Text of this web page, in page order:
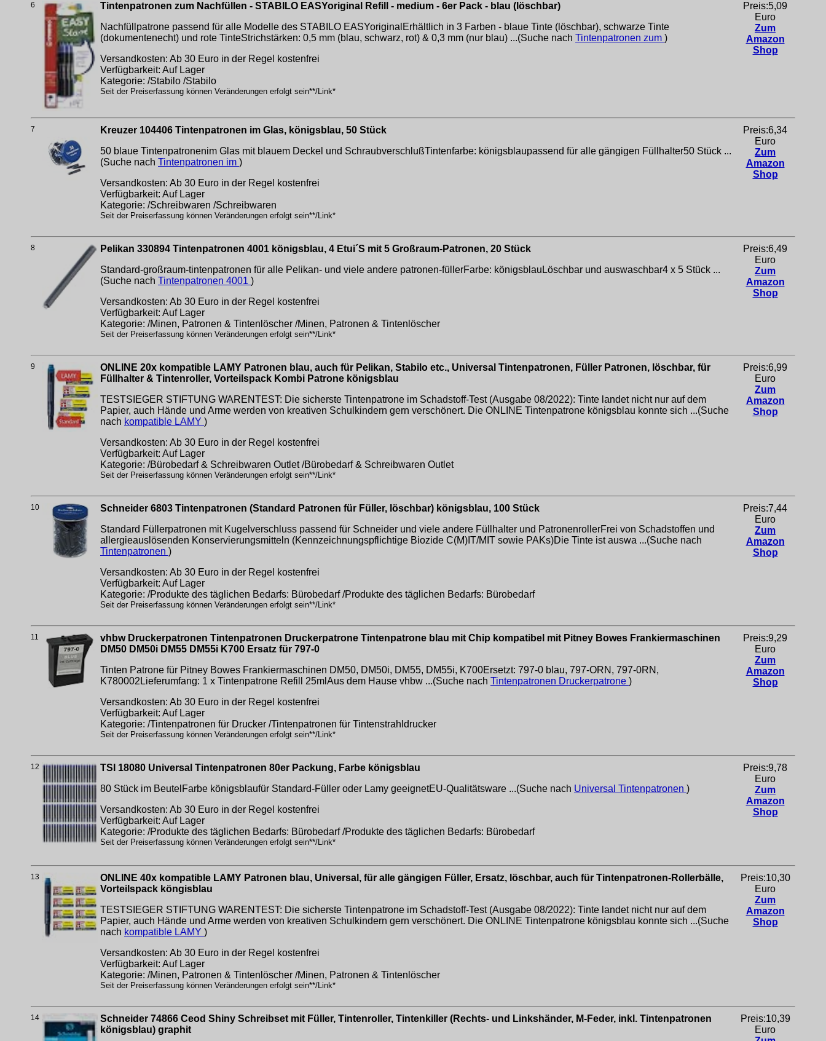
6
Tintenpatronen zum Nachfüllen - STABILO EASYoriginal Refill - medium - 6er Pack - blau (löschbar)
Nachfüllpatrone passend für alle Modelle des STABILO EASYoriginalErhältlich in 3 Farben - blaue Tinte (löschbar), schwarze Tinte
(dokumentenecht) und rote TinteStrichstärken: 0,5 mm (blau, schwarz, rot) & 0,3 mm (nur blau) ...(Suche nach Tintenpatronen zum )
Versandkosten: Ab 30 Euro in der Regel kostenfrei
Verfügbarkeit: Auf Lager
Kategorie: /Stabilo /Stabilo
Seit der Preiserfassung können Veränderungen erfolgt sein**/Link*
Preis:5,09
Euro
Zum
Amazon
Shop
7
Kreuzer 104406 Tintenpatronen im Glas, königsblau, 50 Stück
50 blaue Tintenpatronenim Glas mit blauem Deckel und SchraubverschlußTintenfarbe: königsblaupassend für alle gängigen Füllhalter50 Stück ...
(Suche nach Tintenpatronen im )
Versandkosten: Ab 30 Euro in der Regel kostenfrei
Verfügbarkeit: Auf Lager
Kategorie: /Schreibwaren /Schreibwaren
Seit der Preiserfassung können Veränderungen erfolgt sein**/Link*
Preis:6,34
Euro
Zum
Amazon
Shop
8
Pelikan 330894 Tintenpatronen 4001 königsblau, 4 Etui´S mit 5 Großraum-Patronen, 20 Stück
Standard-großraum-tintenpatronen für alle Pelikan- und viele andere patronen-füllerFarbe: königsblauLöschbar und auswaschbar4 x 5 Stück ...
(Suche nach Tintenpatronen 4001 )
Versandkosten: Ab 30 Euro in der Regel kostenfrei
Verfügbarkeit: Auf Lager
Kategorie: /Minen, Patronen & Tintenlöscher /Minen, Patronen & Tintenlöscher
Seit der Preiserfassung können Veränderungen erfolgt sein**/Link*
Preis:6,49
Euro
Zum
Amazon
Shop
9
ONLINE 20x kompatible LAMY Patronen blau, auch für Pelikan, Stabilo etc., Universal Tintenpatronen, Füller Patronen, löschbar, für
Füllhalter & Tintenroller, Vorteilspack Kombi Patrone königsblau
TESTSIEGER STIFTUNG WARENTEST: Die sicherste Tintenpatrone im Schadstoff-Test (Ausgabe 08/2022): Tinte landet nicht nur auf dem
Papier, auch Hände und Arme werden von kreativen Schulkindern gern verschönert. Die ONLINE Tintenpatrone königsblau konnte sich ...(Suche
nach kompatible LAMY )
Versandkosten: Ab 30 Euro in der Regel kostenfrei
Verfügbarkeit: Auf Lager
Kategorie: /Bürobedarf & Schreibwaren Outlet /Bürobedarf & Schreibwaren Outlet
Seit der Preiserfassung können Veränderungen erfolgt sein**/Link*
Preis:6,99
Euro
Zum
Amazon
Shop
10
Schneider 6803 Tintenpatronen (Standard Patronen für Füller, löschbar) königsblau, 100 Stück
Standard Füllerpatronen mit Kugelverschluss passend für Schneider und viele andere Füllhalter und PatronenrollerFrei von Schadstoffen und
allergieauslösenden Konservierungsmitteln (Kennzeichnungspflichtige Biozide C(M)IT/MIT sowie PAKs)Die Tinte ist auswa ...(Suche nach
Tintenpatronen )
Versandkosten: Ab 30 Euro in der Regel kostenfrei
Verfügbarkeit: Auf Lager
Kategorie: /Produkte des täglichen Bedarfs: Bürobedarf /Produkte des täglichen Bedarfs: Bürobedarf
Seit der Preiserfassung können Veränderungen erfolgt sein**/Link*
Preis:7,44
Euro
Zum
Amazon
Shop
11
vhbw Druckerpatronen Tintenpatronen Druckerpatrone Tintenpatrone blau mit Chip kompatibel mit Pitney Bowes Frankiermaschinen
DM50 DM50i DM55 DM55i K700 Ersatz für 797-0
Tinten Patrone für Pitney Bowes Frankiermaschinen DM50, DM50i, DM55, DM55i, K700Ersetzt: 797-0 blau, 797-ORN, 797-0RN,
K780002Lieferumfang: 1 x Tintenpatrone Refill 25mlAus dem Hause vhbw ...(Suche nach Tintenpatronen Druckerpatrone )
Versandkosten: Ab 30 Euro in der Regel kostenfrei
Verfügbarkeit: Auf Lager
Kategorie: /Tintenpatronen für Drucker /Tintenpatronen für Tintenstrahldrucker
Seit der Preiserfassung können Veränderungen erfolgt sein**/Link*
Preis:9,29
Euro
Zum
Amazon
Shop
12
TSI 18080 Universal Tintenpatronen 80er Packung, Farbe königsblau
80 Stück im BeutelFarbe königsblaufür Standard-Füller oder Lamy geeignetEU-Qualitätsware ...(Suche nach Universal Tintenpatronen )
Versandkosten: Ab 30 Euro in der Regel kostenfrei
Verfügbarkeit: Auf Lager
Kategorie: /Produkte des täglichen Bedarfs: Bürobedarf /Produkte des täglichen Bedarfs: Bürobedarf
Seit der Preiserfassung können Veränderungen erfolgt sein**/Link*
Preis:9,78
Euro
Zum
Amazon
Shop
13
ONLINE 40x kompatible LAMY Patronen blau, Universal, für alle gängigen Füller, Ersatz, löschbar, auch für Tintenpatronen-Rollerbälle,
Vorteilspack köngisblau
TESTSIEGER STIFTUNG WARENTEST: Die sicherste Tintenpatrone im Schadstoff-Test (Ausgabe 08/2022): Tinte landet nicht nur auf dem
Papier, auch Hände und Arme werden von kreativen Schulkindern gern verschönert. Die ONLINE Tintenpatrone königsblau konnte sich ...(Suche
nach kompatible LAMY )
Versandkosten: Ab 30 Euro in der Regel kostenfrei
Verfügbarkeit: Auf Lager
Kategorie: /Minen, Patronen & Tintenlöscher /Minen, Patronen & Tintenlöscher
Seit der Preiserfassung können Veränderungen erfolgt sein**/Link*
Preis:10,30
Euro
Zum
Amazon
Shop
14
Schneider 74866 Ceod Shiny Schreibset mit Füller, Tintenroller, Tintenkiller (Rechts- und Linkshänder, M-Feder, inkl. Tintenpatronen
königsblau) graphit
Preis:10,39
Euro